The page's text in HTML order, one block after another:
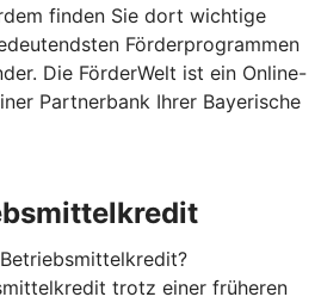
finden Sie dort wichtige
Förderprogrammen
Die FörderWelt ist ein Online-
Partnerbank Ihrer Bayerische
trotz einer früheren